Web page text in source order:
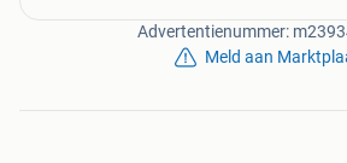
Advertentienummer:
Meld aan